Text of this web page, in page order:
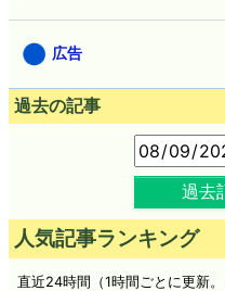
広告
過去の記事
過去
人気記事ランキング
直近24時間（1時間ごとに更新